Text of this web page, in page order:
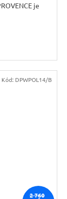
je
2 760
Kód: DPWPOL14/B